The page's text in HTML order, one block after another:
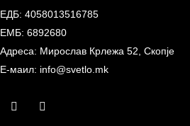
ЕДБ: 4058013516785
ЕМБ: 6892680
Адреса: Мирослав Крлежа 52, Скопје
Е-маил: info@svetlo.mk